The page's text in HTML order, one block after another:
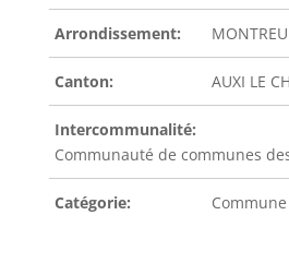
Arrondissement:
Canton: AUXI LE
Intercommunalité:
Communauté de communes
Catégorie: Commune